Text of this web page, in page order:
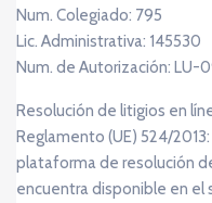
Num. Colegiado: 795
Lic. Administrativa: 145530
Num. de Autorización: LU-
Resolución de litigios en
Reglamento (UE) 524/
plataforma de resolución
encuentra disponible en el